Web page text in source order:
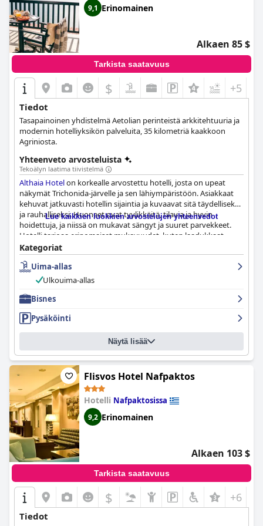
9,1 Erinomainen
Alkaen 85 $
Tarkista saatavuus
$ +5
Tiedot
Tasapainoinen yhdistelmä Aetolian perinteistä arkkitehtuuria ja
modernin hotelliyksikön palveluita, 35 kilometriä kaakkoon
Agriniosta.
Yhteenveto arvosteluista
Tekoälyn laatima tiivistelmä
Althaia Hotelon korkealle arvostettu hotelli, josta on upeat
näkymät Trichonida-järvelle ja sen lähiympäristöön. Asiakkaat
kehuvat jatkuvasti hotellin sijaintia ja kuvaavat sitä täydelliseksi
ja rauhalliseksi. Huoneet ovat tyylikkäitä, tilavia ja hyvin
hoidettuja, ja niissä on mukavat sängyt ja suuret parvekkeet.
Hotelli tarjoaa erinomaiset mukavuudet, kuten laadukkaat
pyyhkeet ja lakanat, ja joissakin huoneissa on jopa jääkaappi.
Asiakkaat ylistävät hotellin siisteyttä, myös huoneiden ja
kylpyhuoneiden, ja arvostavat hotellin sisustuksen
yksityiskohtiin kiinnitettyä huomiota. Myös aamiainen ja
erinomaiseksi ja laadukkaaksi. Hotellin henkilökunta on
palvelualttiuttaan. Uima-allasalue mainitaan myös hotellin
kohokohtana, sillä sen kirkkaat vedet ja seesteinen ympäristö
sopivat täydellisesti rentoutumiseen. Kaiken kaikkiaan vieraat
suosittelevat Althaia-hotellia ikimuistoisen ja miellyttävän
oleskelun vuoksi.
Lue kaikkien luokkien arvostelujen yhteenvedot
Kategoriat
Uima-allas
Ulkouima-allas
Bisnes
Pysäköinti
Näytä lisää
Flisvos Hotel Nafpaktos
Hotelli Nafpaktosissa
9,2 Erinomainen
Alkaen 103 $
Tarkista saatavuus
$ +6
Tiedot